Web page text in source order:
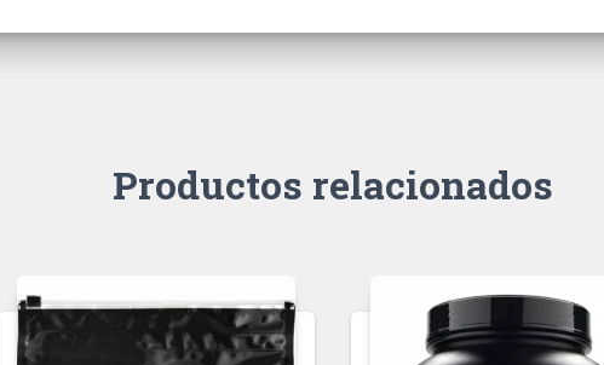
Productos relacionados